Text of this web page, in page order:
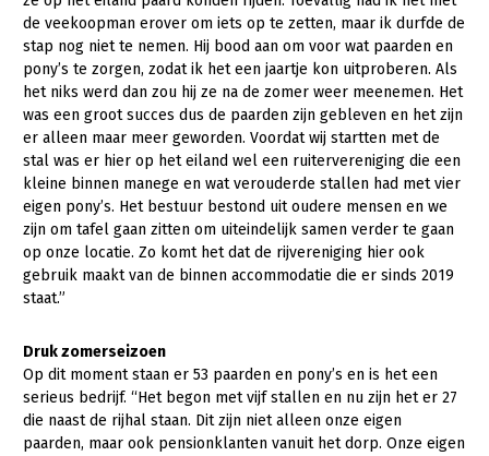
Pluimveehouderij
Schapenhouderij
Varkenshouderij
Vleesveehouderij
Glastuinbouw
Paddenstoelen
Vollegrondsgroente
Over LTO
LTO Nederland
Mensen
Bestuur en Directie
Medewerkers
Vakgroepbestuurders
Jaarverslag 2023
Vacatures
Pers
Contact
de veekoopman erover om iets op te zetten, maar ik durfde de
stap nog niet te nemen. Hij bood aan om voor wat paarden en
pony’s te zorgen, zodat ik het een jaartje kon uitproberen. Als
het niks werd dan zou hij ze na de zomer weer meenemen. Het
was een groot succes dus de paarden zijn gebleven en het zijn
er alleen maar meer geworden. Voordat wij startten met de
stal was er hier op het eiland wel een ruitervereniging die een
kleine binnen manege en wat verouderde stallen had met vier
eigen pony’s. Het bestuur bestond uit oudere mensen en we
zijn om tafel gaan zitten om uiteindelijk samen verder te gaan
op onze locatie. Zo komt het dat de rijvereniging hier ook
gebruik maakt van de binnen accommodatie die er sinds 2019
staat.”
Druk zomerseizoen
Op dit moment staan er 53 paarden en pony’s en is het een
serieus bedrijf. “Het begon met vijf stallen en nu zijn het er 27
die naast de rijhal staan. Dit zijn niet alleen onze eigen
paarden, maar ook pensionklanten vanuit het dorp. Onze eigen